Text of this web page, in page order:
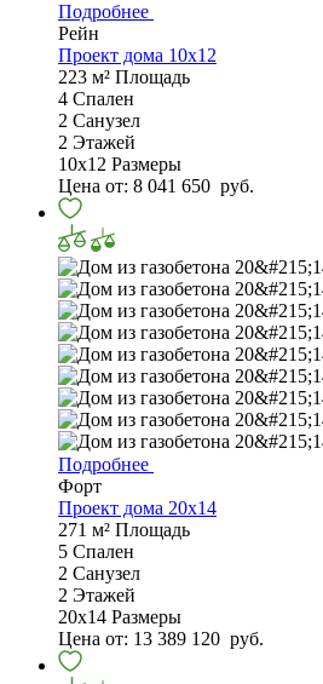
Подробнее
Рейн
Проект дома 10х12
223 м² Площадь
4 Спален
2 Санузел
2 Этажей
10х12 Размеры
Цена от: 8 041 650 руб.
Подробнее
Форт
Проект дома 20x14
271 м² Площадь
5 Спален
2 Санузел
2 Этажей
20x14 Размеры
Цена от: 13 389 120 руб.